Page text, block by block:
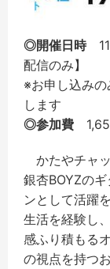
◎開催日時11/
配信のみ】
※お申し込み
します
◎参加費
かたやチャ
銀杏BOYZのギ
ンとして活躍を
生活を経験し、
感ふり積もる
の視点を持つ